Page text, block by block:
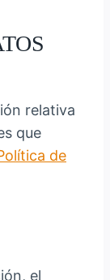
relativa
que
de
el